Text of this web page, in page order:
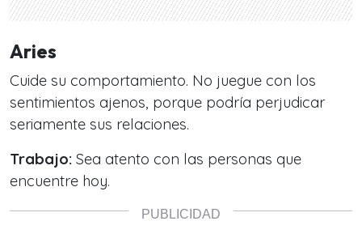
Aries
Cuide su comportamiento. No juegue con los
sentimientos ajenos, porque podría perjudicar
seriamente sus relaciones.
Trabajo: Sea atento con las personas que
encuentre hoy.